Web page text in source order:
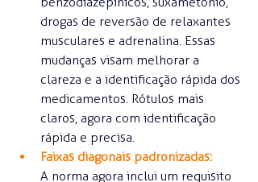
drogas de reversão de relaxantes
musculares e adrenalina. Essas
mudanças visam melhorar a
clareza e a identificação rápida dos
medicamentos. Rótulos mais
claros, agora com identificação
rápida e precisa.
Faixas diagonais padronizadas:
A norma agora inclui um requisito